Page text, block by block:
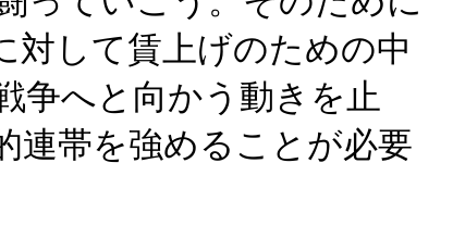
対して賃上げのための中
争へと向かう動きを止
連帯を強めることが必要